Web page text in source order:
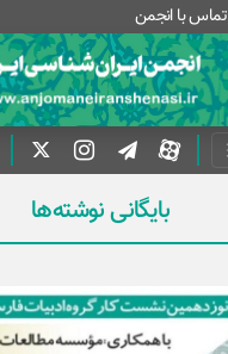
تماس با انجمن
بایگانی نوشته‌ها